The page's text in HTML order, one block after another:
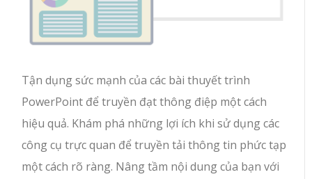
Tận dụng sức mạnh của các bài thuyết trình
PowerPoint để truyền đạt thông điệp một cách
hiệu quả. Khám phá những lợi ích khi sử dụng các
công cụ trực quan để truyền tải thông tin phức tạp
một cách rõ ràng. Nâng tầm nội dung của bạn với